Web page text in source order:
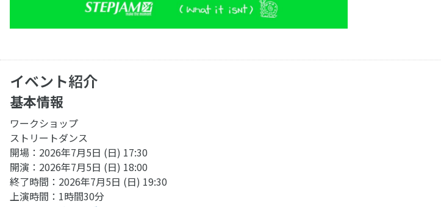
イベント紹介
基本情報
ワークショップ
ストリートダンス
開場：2026年7月5日 (日) 17:30
開演：2026年7月5日 (日) 18:00
終了時間：2026年7月5日 (日) 19:30
上演時間：1時間30分